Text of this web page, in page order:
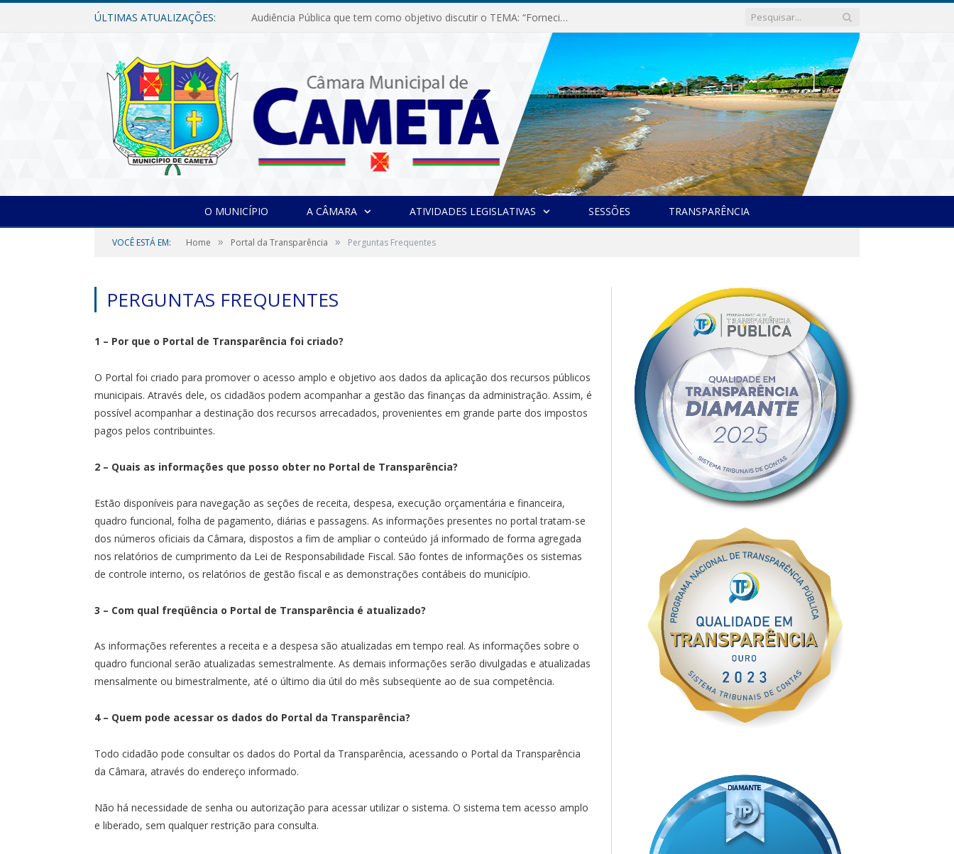
ÚLTIMAS ATUALIZAÇÕES: Audiência Pública que tem como objetivo discutir o TEMA: “Fornecimento de Energia Elétrica em Debate: Tarifas, Qualidade e Atendimento dos Serviços”
O MUNICÍPIO A CÂMARA ATIVIDADES LEGISLATIVAS SESSÕES TRANSPARÊNCIA
VOCÊ ESTÁ EM: Home » Portal da Transparência » Perguntas Frequentes
PERGUNTAS FREQUENTES
1 – Por que o Portal de Transparência foi criado?
O Portal foi criado para promover o acesso amplo e objetivo aos dados da aplicação dos recursos públicos
municipais. Através dele, os cidadãos podem acompanhar a gestão das finanças da administração. Assim, é
possível acompanhar a destinação dos recursos arrecadados, provenientes em grande parte dos impostos
pagos pelos contribuintes.
2 – Quais as informações que posso obter no Portal de Transparência?
Estão disponíveis para navegação as seções de receita, despesa, execução orçamentária e financeira,
quadro funcional, folha de pagamento, diárias e passagens. As informações presentes no portal tratam-se
dos números oficiais da Câmara, dispostos a fim de ampliar o conteúdo já informado de forma agregada
nos relatórios de cumprimento da Lei de Responsabilidade Fiscal. São fontes de informações os sistemas
de controle interno, os relatórios de gestão fiscal e as demonstrações contábeis do município.
3 – Com qual freqüência o Portal de Transparência é atualizado?
As informações referentes a receita e a despesa são atualizadas em tempo real. As informações sobre o
quadro funcional serão atualizadas semestralmente. As demais informações serão divulgadas e atualizadas
mensalmente ou bimestralmente, até o último dia útil do mês subseqüente ao de sua competência.
4 – Quem pode acessar os dados do Portal da Transparência?
Todo cidadão pode consultar os dados do Portal da Transparência, acessando o Portal da Transparência
da Câmara, através do endereço informado.
Não há necessidade de senha ou autorização para acessar utilizar o sistema. O sistema tem acesso amplo
e liberado, sem qualquer restrição para consulta.